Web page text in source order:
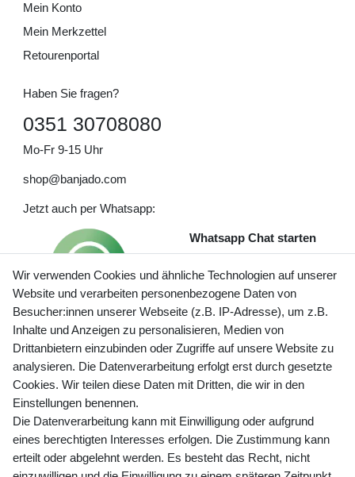
Mein Konto
Mein Merkzettel
Retourenportal
Haben Sie fragen?
0351 30708080
Mo-Fr 9-15 Uhr
shop@banjado.com
Jetzt auch per Whatsapp:
Whatsapp Chat starten
Preisangaben inkl. gesetzl. MwSt. und zzgl. Service- und
Versandkosten
Newsletter Anmeldung - Keine Angebote
mehr verpassen!
Wir verwenden Cookies und ähnliche Technologien auf unserer
Website und verarbeiten personenbezogene Daten von
Besucher:innen unserer Webseite (z.B. IP-Adresse), um z.B.
Inhalte und Anzeigen zu personalisieren, Medien von
Drittanbietern einzubinden oder Zugriffe auf unsere Website zu
analysieren. Die Datenverarbeitung erfolgt erst durch gesetzte
Cookies. Wir teilen diese Daten mit Dritten, die wir in den
Einstellungen benennen.
Die Datenverarbeitung kann mit Einwilligung oder aufgrund
eines berechtigten Interesses erfolgen. Die Zustimmung kann
erteilt oder abgelehnt werden. Es besteht das Recht, nicht